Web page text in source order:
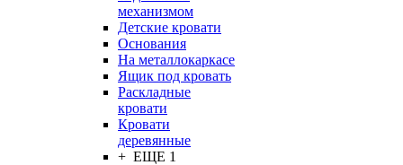
механизмом
Детские кровати
Основания
На металлокаркасе
Ящик под кровать
Раскладные
кровати
Кровати
деревянные
+ ЕЩЕ 1